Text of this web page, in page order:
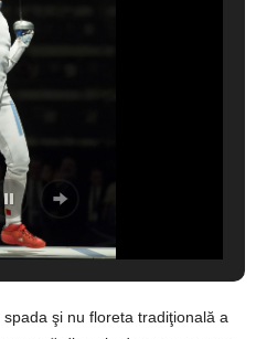
şi nu floreta tradiţională a